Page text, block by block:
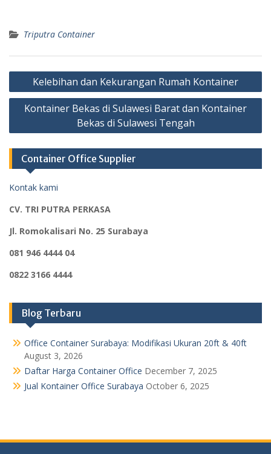
Triputra Container
Post
navigation
Kelebihan dan Kekurangan Rumah Kontainer
Kontainer Bekas di Sulawesi Barat dan Kontainer
Bekas di Sulawesi Tengah
Container Office Supplier
Kontak kami
CV. TRI PUTRA PERKASA
Jl. Romokalisari No. 25 Surabaya
081 946 4444 04
0822 3166 4444
Blog Terbaru
Office Container Surabaya: Modifikasi Ukuran 20ft & 40ft
August 3, 2026
Daftar Harga Container Office December 7, 2025
Jual Kontainer Office Surabaya October 6, 2025